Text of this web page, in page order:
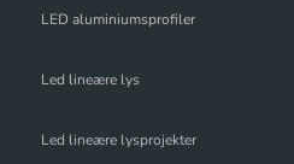
LED aluminiumsprofiler
Led lineære lys
Led lineære lysprojekter